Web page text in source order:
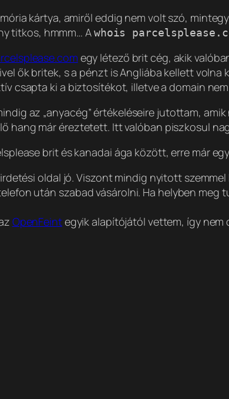
kártya, amiről eddig nem volt szó,
titkos, hmmm… Awhois
egy létező brit cég, akik
ők britek, s a pénzt is Angliába kellett volna
csapta ki a biztosítékot, illetve a domain
az „anyacég” értékeléseire jutottam,
hang már éreztetett. Itt valóban piszkosul
brit és kanadai ága között, erre már
oldal jó. Viszont mindig nyitott
után szabad vásárolni. Ha helyben
OpenFeintegyik alapítójától vettem, így nem